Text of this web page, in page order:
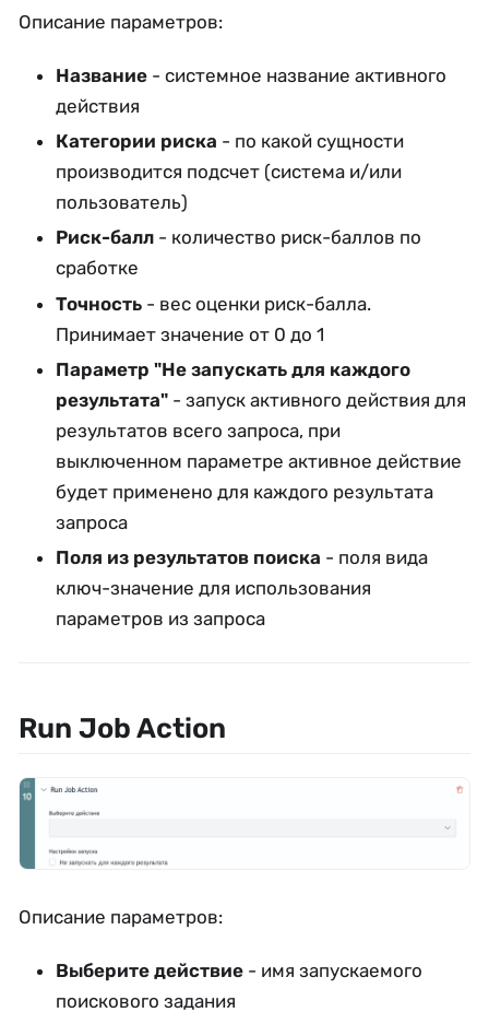
Описание параметров:
Название - системное название активного
действия
Категории риска - по какой сущности
производится подсчет (система и/или
пользователь)
Риск-балл - количество риск-баллов по
сработке
Точность - вес оценки риск-балла.
Принимает значение от 0 до 1
Параметр "Не запускать для каждого
результата" - запуск активного действия для
результатов всего запроса, при
выключенном параметре активное действие
будет применено для каждого результата
запроса
Поля из результатов поиска - поля вида
ключ-значение для использования
параметров из запроса
Run Job Action
Описание параметров:
Выберите действие - имя запускаемого
поискового задания